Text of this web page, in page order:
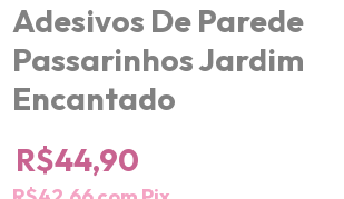
Adesivos De Parede
Passarinhos Jardim
Encantado
R$44,90